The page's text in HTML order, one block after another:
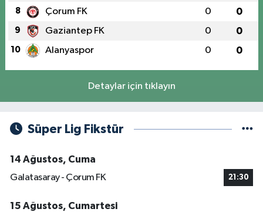
8 Çorum FK 0 0
9 Gaziantep FK 0 0
10 Alanyaspor 0 0
Detaylar için tıklayın
Süper Lig Fikstür
14 Ağustos, Cuma
Galatasaray - Çorum FK
21:30
15 Ağustos, Cumartesi